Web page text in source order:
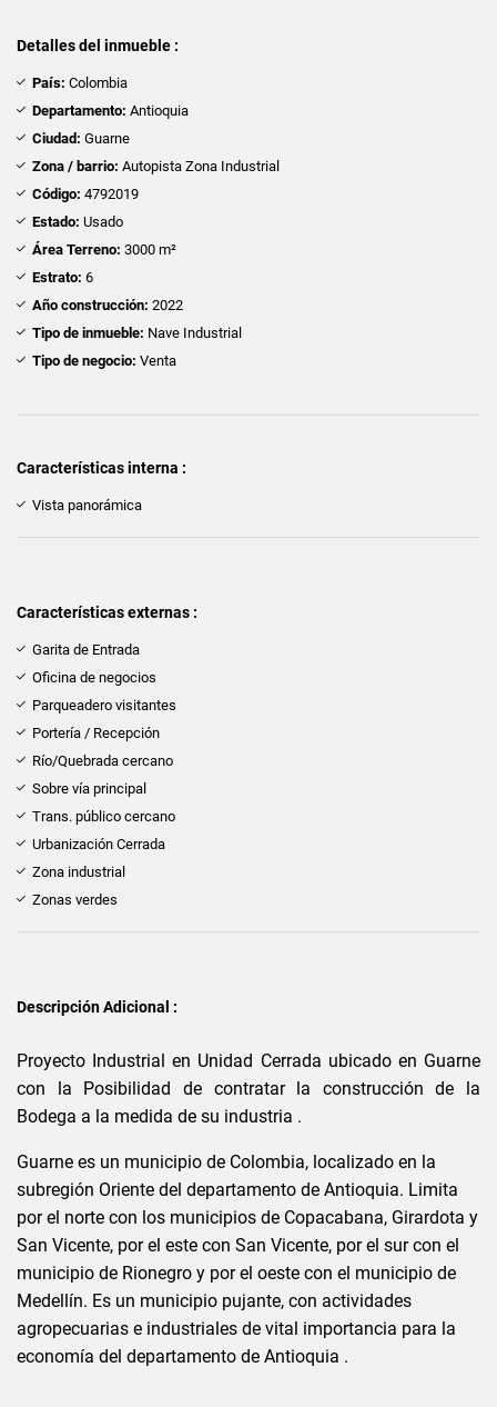
Detalles del inmueble :
País: Colombia
Departamento: Antioquia
Ciudad: Guarne
Zona / barrio: Autopista Zona Industrial
Código: 4792019
Estado: Usado
Área Terreno: 3000 m²
Estrato: 6
Año construcción: 2022
Tipo de inmueble: Nave Industrial
Tipo de negocio: Venta
Características interna :
Vista panorámica
Características externas :
Garita de Entrada
Oficina de negocios
Parqueadero visitantes
Portería / Recepción
Río/Quebrada cercano
Sobre vía principal
Trans. público cercano
Urbanización Cerrada
Zona industrial
Zonas verdes
Descripción Adicional :
Proyecto Industrial en Unidad Cerrada ubicado en Guarne
con la Posibilidad de contratar la construcción de la
Bodega a la medida de su industria .
Guarne es un municipio de Colombia, localizado en la
subregión Oriente del departamento de Antioquia. Limita
por el norte con los municipios de Copacabana, Girardota y
San Vicente, por el este con San Vicente, por el sur con el
municipio de Rionegro y por el oeste con el municipio de
Medellín. Es un municipio pujante, con actividades
agropecuarias e industriales de vital importancia para la
economía del departamento de Antioquia .